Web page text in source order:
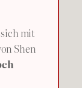
mit
Shen